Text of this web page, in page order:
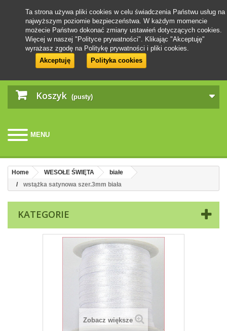
Koszyk (pusty)
MENU
Ta strona używa pliki cookies w celu świadczenia Państwu usług na
najwyższym poziomie bezpieczeństwa. W każdym momencie
możecie Państwo dokonać zmiany ustawień dotyczących cookies.
Więcej w naszej "Polityce prywatności". Klikając "Akceptuję"
wyrażasz zgodę na Politykę prywatności i pliki cookies.
Akceptuję
Polityka cookies
Home WESOŁE ŚWIĘTA
białe
wstążka satynowa szer.3mm biała
KATEGORIE
Zobacz większe